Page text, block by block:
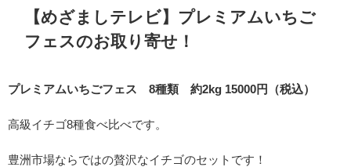
【めざましテレビ】プレミアムいちご
フェスのお取り寄せ！
プレミアムいちごフェス 8種類 約2kg 15000円（税込）
高級イチゴ8種食べ比べです。
豊洲市場ならではの贅沢なイチゴのセットです！